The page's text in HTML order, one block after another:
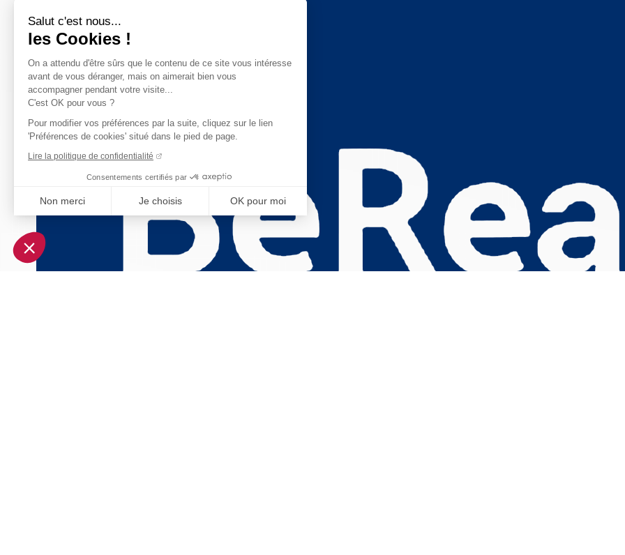
Salut c'est nous...
les Cookies !
On a attendu d'être sûrs que le contenu de ce site vous intéresse
avant de vous déranger, mais on aimerait bien vous
accompagner pendant votre visite...
C'est OK pour vous ?
Pour modifier vos préférences par la suite, cliquez sur le lien
'Préférences de cookies' situé dans le pied de page.
Lire la politique de confidentialité
Consentements certifiés par
Non merci Je choisis OK pour moi
Plateforme de Gestion du Consentement : Personnalisez vos Options
Notre plateforme vous permet d'adapter et de gérer vos paramètres de confidentialité, en garantissant la conformité avec